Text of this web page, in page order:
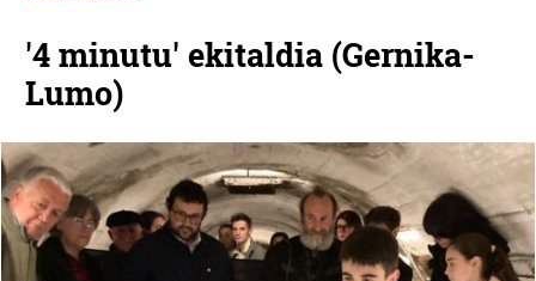
'4 minutu' ekitaldia (Gernika-
Lumo)